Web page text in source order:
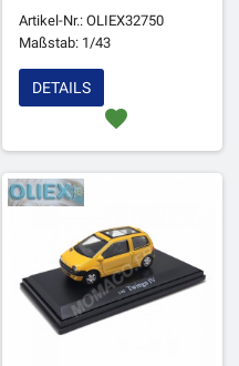
Artikel-Nr.: OLIEX32750
Maßstab: 1/43
favorite
DETAILS